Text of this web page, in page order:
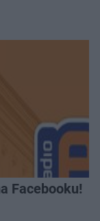
Facebooku!